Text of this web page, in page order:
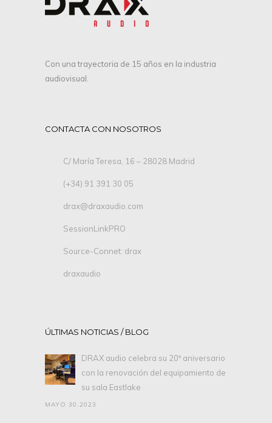
Con una trayectoria de 15 años en la industria
audiovisual.
CONTACTA CON NOSOTROS
C/ María Teresa, 16 – 28028 Madrid
(+34) 91 391 30 05
drax@draxaudio.com
SessionLinkPRO
Source-Connet: drax
draxaudio
ÚLTIMAS NOTICIAS / BLOG
DRAX audio celebra su 20º aniversario
con la renovación del equipamiento de
su sala Eastlake
MAYO 30,2023